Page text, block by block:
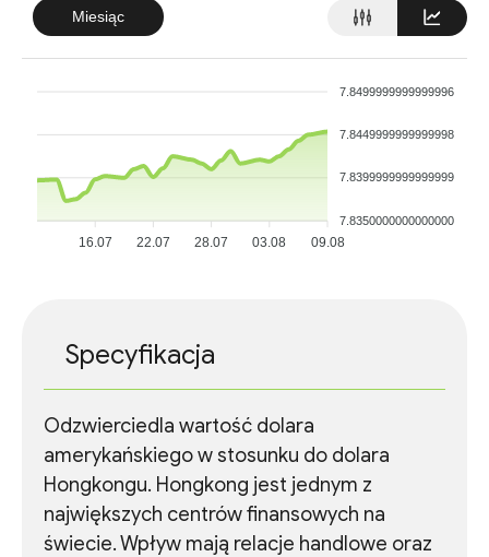
Miesiąc
7.8499999999999996
7.8449999999999998
7.8399999999999999
7.8350000000000000
16.07 22.07 28.07 03.08 09.08
Specyfikacja
Odzwierciedla wartość dolara
amerykańskiego w stosunku do dolara
Hongkongu. Hongkong jest jednym z
największych centrów finansowych na
świecie. Wpływ mają relacje handlowe oraz